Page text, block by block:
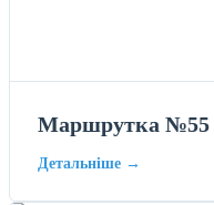
Маршрутка №55
Детальніше →